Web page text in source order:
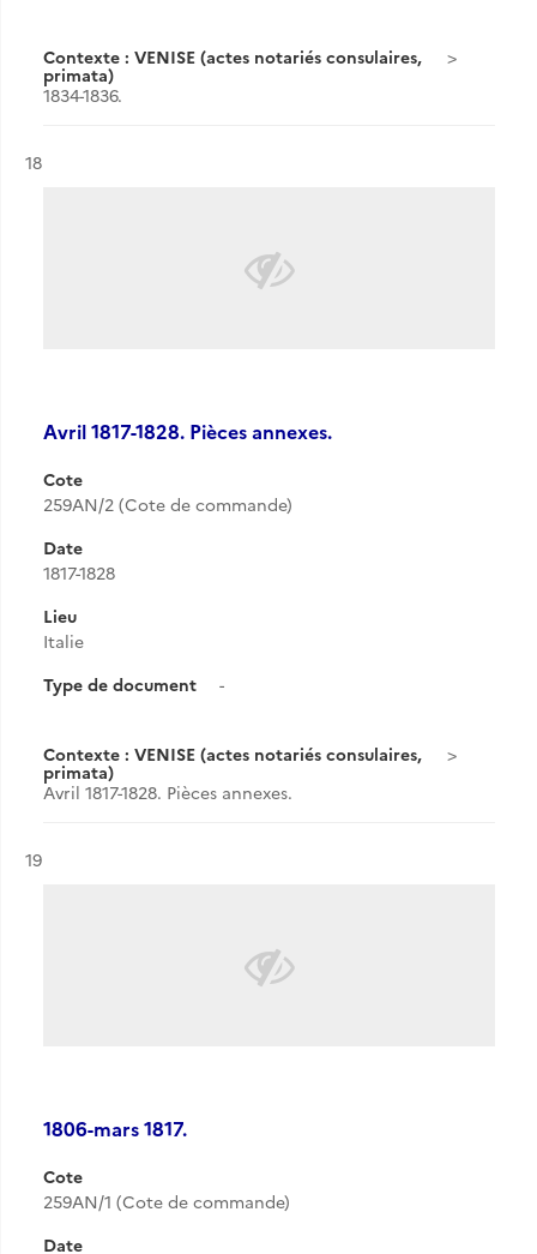
Contexte : VENISE (actes notariés consulaires,
primata)
1834-1836.
Résultat n°
18
Avril 1817-1828. Pièces annexes.
Cote
259AN/2 (Cote de commande)
Date
1817-1828
Lieu
Italie
Type de document
-
Contexte : VENISE (actes notariés consulaires,
primata)
Avril 1817-1828. Pièces annexes.
Résultat n°
19
1806-mars 1817.
Cote
259AN/1 (Cote de commande)
Date